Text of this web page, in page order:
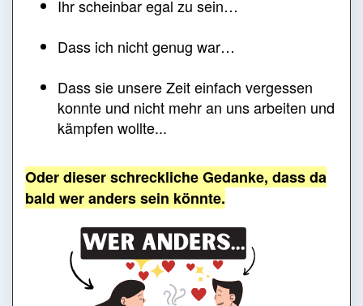
Ihr scheinbar egal zu sein…
Dass ich nicht genug war…
Dass sie unsere Zeit einfach vergessen
konnte und nicht mehr an uns arbeiten und
kämpfen wollte...
Oder dieser schreckliche Gedanke, dass da
bald wer anders sein könnte.